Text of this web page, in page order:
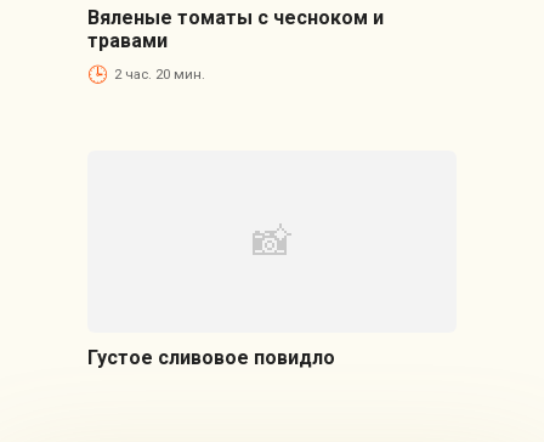
Вяленые томаты с чесноком и
травами
2 час. 20 мин.
Густое сливовое повидло